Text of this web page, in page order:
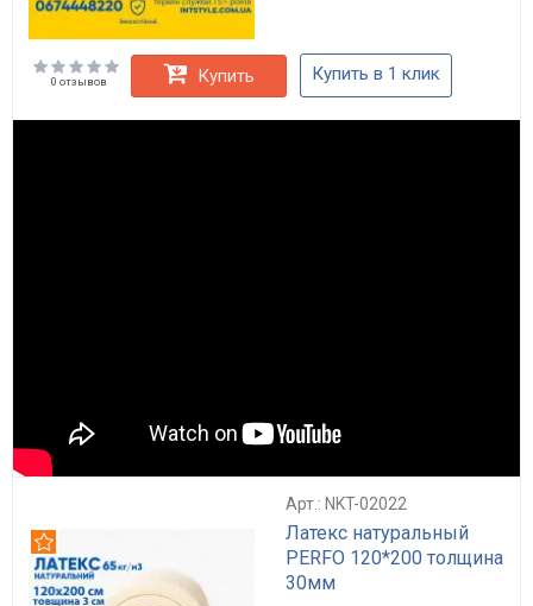
0 отзывов Купить Купить в 1 клик
Арт.: NKT-02022
Латекс натуральный
PERFO 120*200 толщина
30мм